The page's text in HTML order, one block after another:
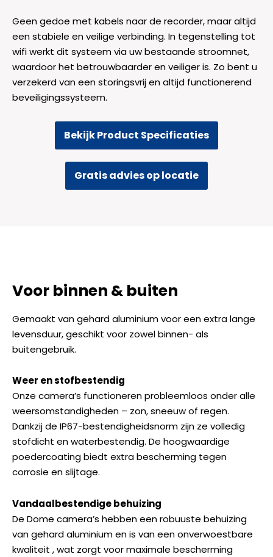
Geen gedoe met kabels naar de recorder, maar altijd
een stabiele en veilige verbinding. In tegenstelling tot
wifi werkt dit systeem via uw bestaande stroomnet,
waardoor het betrouwbaarder en veiliger is. Zo bent u
verzekerd van een storingsvrij en altijd functionerend
beveiligingssysteem.
Bekijk Product Specificaties
Gratis advies op locatie
Voor binnen & buiten
Gemaakt van gehard aluminium voor een extra lange
levensduur, geschikt voor zowel binnen- als
buitengebruik.
Weer en stofbestendig
Onze camera’s functioneren probleemloos onder alle
weersomstandigheden – zon, sneeuw of regen.
Dankzij de IP67-bestendigheidsnorm zijn ze volledig
stofdicht en waterbestendig. De hoogwaardige
poedercoating biedt extra bescherming tegen
corrosie en slijtage.
Vandaalbestendige behuizing
De Dome camera’s hebben een robuuste behuizing
van gehard aluminium en is van een onverwoestbare
kwaliteit , wat zorgt voor maximale bescherming